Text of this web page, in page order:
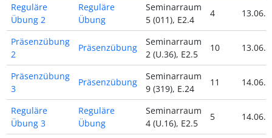
Reguläre
Übung 2
Reguläre
Übung
Seminarraum
5 (011), E2.4
4
Präsenzübung
2
Präsenzübung
Seminarraum
2 (U.36), E2.5
10
Präsenzübung
3
Präsenzübung
Seminarraum
9 (319), E.24
11
Reguläre
Übung 3
Reguläre
Übung
Seminarraum
4 (U.16), E2.5
5